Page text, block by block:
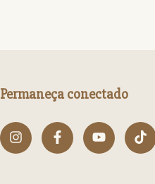
Permaneça conectado